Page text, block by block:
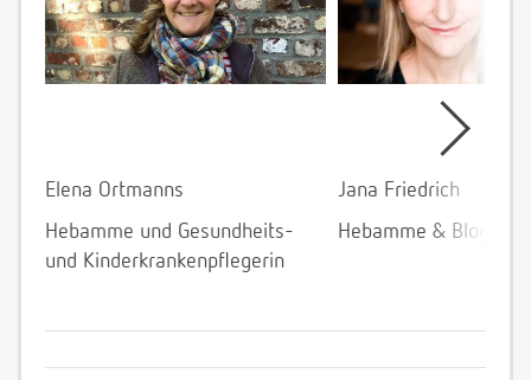
Elena Ortmanns
Hebamme und Gesundheits-
und Kinderkrankenpflegerin
Jana Friedrich
Hebamme &